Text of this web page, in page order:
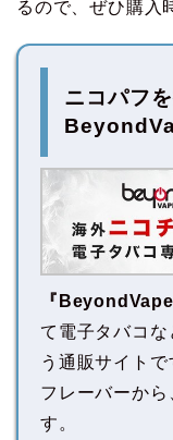
るので、ぜひ購入
ニコパフ
『
て電子タバコ
う通販サイト
フレーバーか
す。